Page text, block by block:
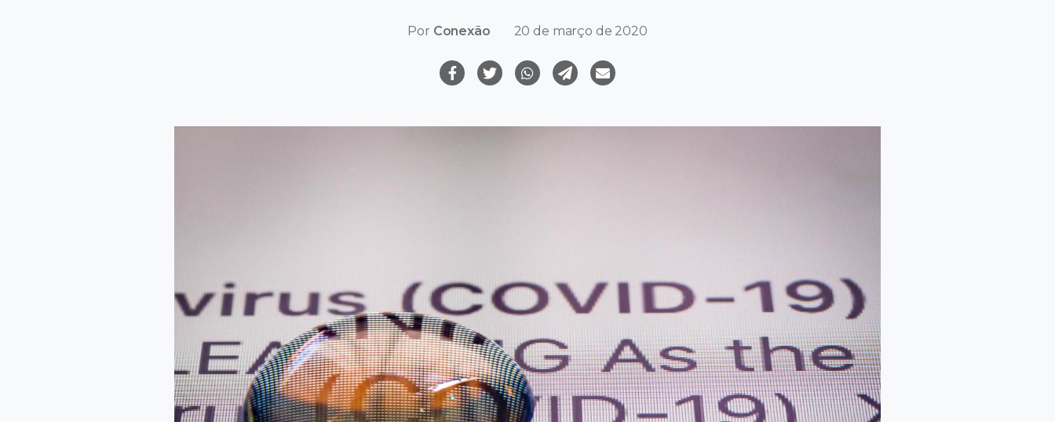
Por Conexão 20 de março de 2020